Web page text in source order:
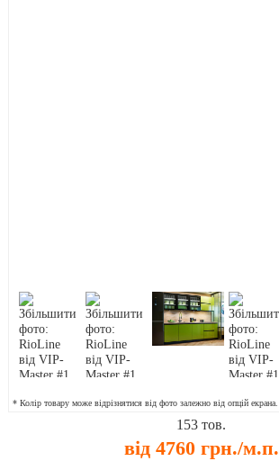
* Колір товару може відрізнятися від фото залежно від опцій екрана.
153тов.
від 4760 грн./м.п.